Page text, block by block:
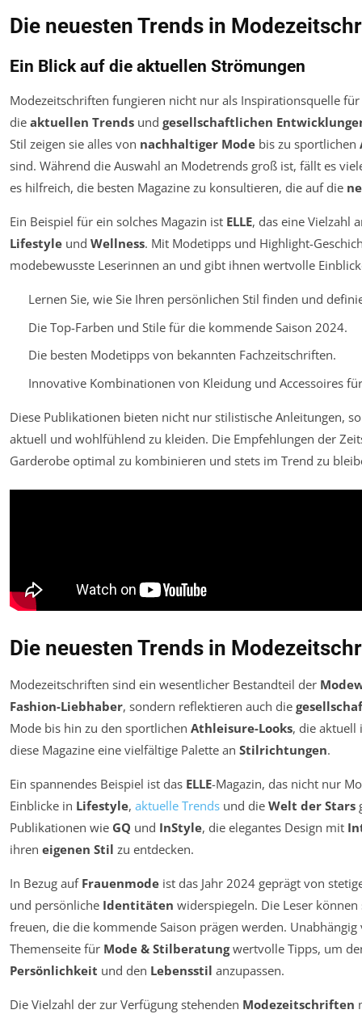
Die neuesten Trends in
Ein Blick auf die aktuellen Strömungen
Modezeitschriften fungieren nicht nur als Inspirationsquelle
die aktuellen Trends und gesellschaftlichen
Stil zeigen sie alles von nachhaltiger Mode bis zu sportlichen
sind. Während die Auswahl an Modetrends groß ist, fällt es
es hilfreich, die besten Magazine zu konsultieren, die auf die
Ein Beispiel für ein solches Magazin ist ELLE, das eine Vielzahl
Lifestyle und Wellness. Mit Modetipps und Highlight-
modebewusste Leserinnen an und gibt ihnen wertvolle
Lernen Sie, wie Sie Ihren persönlichen Stil finden und
Die Top-Farben und Stile für die kommende Saison 2024.
Die besten Modetipps von bekannten Fachzeitschriften.
Innovative Kombinationen von Kleidung und Accessoires
Diese Publikationen bieten nicht nur stilistische Anleitungen,
aktuell und wohlfühlend zu kleiden. Die Empfehlungen der
Garderobe optimal zu kombinieren und stets im Trend zu
Die neuesten Trends in
Modezeitschriften sind ein wesentlicher Bestandteil der
Fashion-Liebhaber, sondern reflektieren auch die
Mode bis hin zu den sportlichen Athleisure-Looks, die aktuell
diese Magazine eine vielfältige Palette an Stilrichtungen.
Ein spannendes Beispiel ist das ELLE-Magazin, das nicht nur
Einblicke in Lifestyle, aktuelle Trends und die Welt der Stars
Publikationen wie GQ und InStyle, die elegantes Design mit
ihren eigenen Stil zu entdecken.
In Bezug auf Frauenmode ist das Jahr 2024 geprägt von
und persönliche Identitäten widerspiegeln. Die Leser
freuen, die die kommende Saison prägen werden.
Themenseite für Mode & Stilberatungwertvolle Tipps, um
Persönlichkeit und den Lebensstil anzupassen.
Die Vielzahl der zur Verfügung stehenden Modezeitschriften